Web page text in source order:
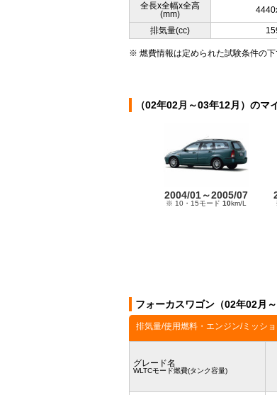
全長x全幅x全高
(mm)
排気量(cc)
※ 燃費情報は定められた試験条件の下
（02年02月～03年12月）のマ
2004/01～2005/07
※ 10・15モード 10km/L
フォーカスワゴン（02年02月
排気量/使用燃料・エンジン/ミッシ
グレード名
WLTCモード燃費(タンク容量)